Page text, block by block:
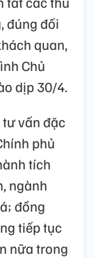
đúng đối
quan,
Chủ
dịp 30/4.
vấn đặc
phủ
tích
ngành
đồng
tiếp tục
nữa trong